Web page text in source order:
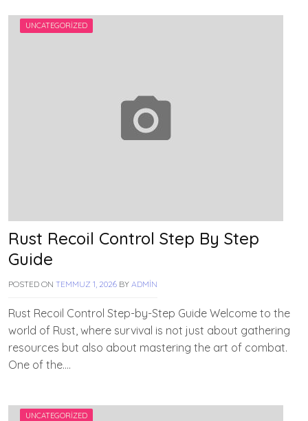
UNCATEGORIZED
Rust Recoil Control Step By Step
Guide
POSTED ON TEMMUZ 1, 2026 BY ADMIN
Rust Recoil Control Step-by-Step Guide Welcome to the
world of Rust, where survival is not just about gathering
resources but also about mastering the art of combat.
One of the….
UNCATEGORIZED